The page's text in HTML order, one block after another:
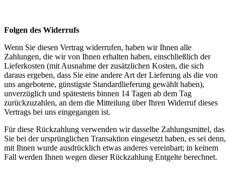
Folgen des Widerrufs
Wenn Sie diesen Vertrag widerrufen, haben wir Ihnen alle
Zahlungen, die wir von Ihnen erhalten haben, einschließlich der
Lieferkosten (mit Ausnahme der zusätzlichen Kosten, die sich
daraus ergeben, dass Sie eine andere Art der Lieferung als die von
uns angebotene, günstigste Standardlieferung gewählt haben),
unverzüglich und spätestens binnen 14 Tagen ab dem Tag
zurückzuzahlen, an dem die Mitteilung über Ihren Widerruf dieses
Vertrags bei uns eingegangen ist.
Für diese Rückzahlung verwenden wir dasselbe Zahlungsmittel, das
Sie bei der ursprünglichen Transaktion eingesetzt haben, es sei denn,
mit Ihnen wurde ausdrücklich etwas anderes vereinbart; in keinem
Fall werden Ihnen wegen dieser Rückzahlung Entgelte berechnet.